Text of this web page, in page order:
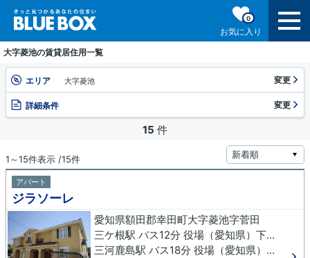
お気に入り
0
大字菱池の賃貸居住用一覧
エリア 大字菱池 変更
詳細条件 変更
15 件
1～15件表示 /15件
アパート
ジラソーレ
愛知県額田郡幸田町大字菱池字菅田
三ケ根駅 バス12分 役場（愛知県）下車 徒歩9分
三河鹿島駅 バス18分 役場（愛知県）下車 徒歩9分